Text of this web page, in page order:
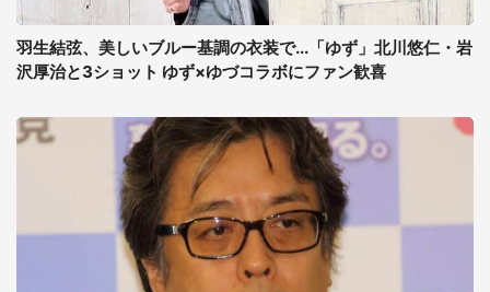
羽生結弦、美しいブルー基調の衣装で...「ゆず」北川悠仁・岩
沢厚治と3ショット ゆず×ゆづコラボにファン歓喜